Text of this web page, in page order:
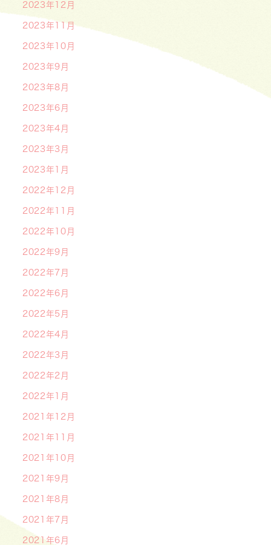
2023年12月
2023年11月
2023年10月
2023年9月
2023年8月
2023年6月
2023年4月
2023年3月
2023年1月
2022年12月
2022年11月
2022年10月
2022年9月
2022年7月
2022年6月
2022年5月
2022年4月
2022年3月
2022年2月
2022年1月
2021年12月
2021年11月
2021年10月
2021年9月
2021年8月
2021年7月
2021年6月